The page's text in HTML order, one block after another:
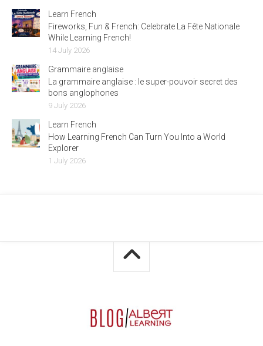
Learn French
Fireworks, Fun & French: Celebrate La Fête Nationale
While Learning French!
14 July 2026
Grammaire anglaise
La grammaire anglaise : le super-pouvoir secret des
bons anglophones
9 July 2026
Learn French
How Learning French Can Turn You Into a World
Explorer
1 July 2026